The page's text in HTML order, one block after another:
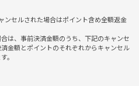
集合
となります
好きな作品をシェア♪
ンセルされた場合はポイント含め全額返金
は、事前決済金額のうち、下記のキャンセ
金額とポイントのそれぞれからキャンセル
。